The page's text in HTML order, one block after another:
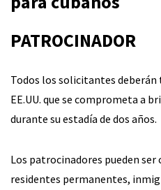
PATROCINADOR
Todos los solicitantes
EE.UU. que se comprometa a
durante su estadía de dos años.
Los patrocinadores pueden ser
residentes permanentes,